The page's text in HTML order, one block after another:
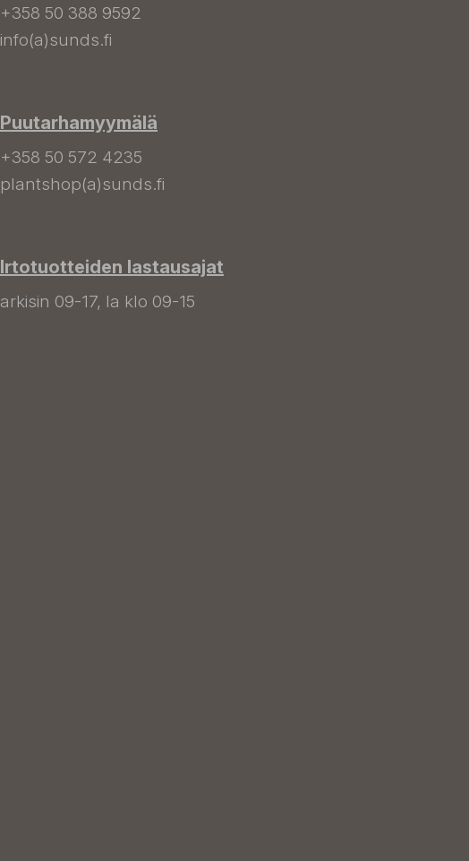
+358 50 388 9592
info(a)sunds.fi
Puutarhamyymälä
+358 50 572 4235
plantshop(a)sunds.fi
Irtotuotteiden lastausajat
arkisin 09-17, la klo 09-15